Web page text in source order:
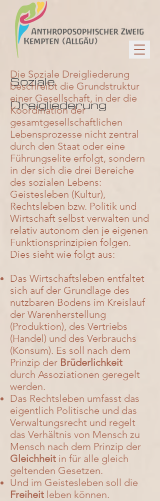
Soziale
Dreigliederung
Die Soziale Dreigliederung
beschreibt die Grundstruktur
einer Gesellschaft, in der die
Koordination der
gesamtgesellschaftlichen
Lebensprozesse nicht zentral
durch den Staat oder eine
Führungselite erfolgt, sondern
in der sich die drei Bereiche
des sozialen Lebens:
Geistesleben (Kultur),
Rechtsleben bzw. Politik und
Wirtschaft selbst verwalten und
relativ autonom den je eigenen
Funktionsprinzipien folgen.
Dies sieht wie folgt aus:
Das Wirtschaftsleben entfaltet
sich auf der Grundlage des
nutzbaren Bodens im Kreislauf
der Warenherstellung
(Produktion), des Vertriebs
(Handel) und des Verbrauchs
(Konsum). Es soll nach dem
Prinzip der Brüderlichkeit
durch Assoziationen geregelt
werden.
Das Rechtsleben umfasst das
eigentlich Politische und das
Verwaltungsrecht und regelt
das Verhältnis von Mensch zu
Mensch nach dem Prinzip der
Gleichheit in für alle gleich
geltenden Gesetzen.
Und im Geistesleben soll die
Freiheit leben können.